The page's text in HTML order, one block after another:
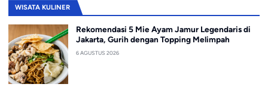
WISATA KULINER
Rekomendasi 5 Mie Ayam Jamur Legendaris di
Jakarta, Gurih dengan Topping Melimpah
6 AGUSTUS 2026